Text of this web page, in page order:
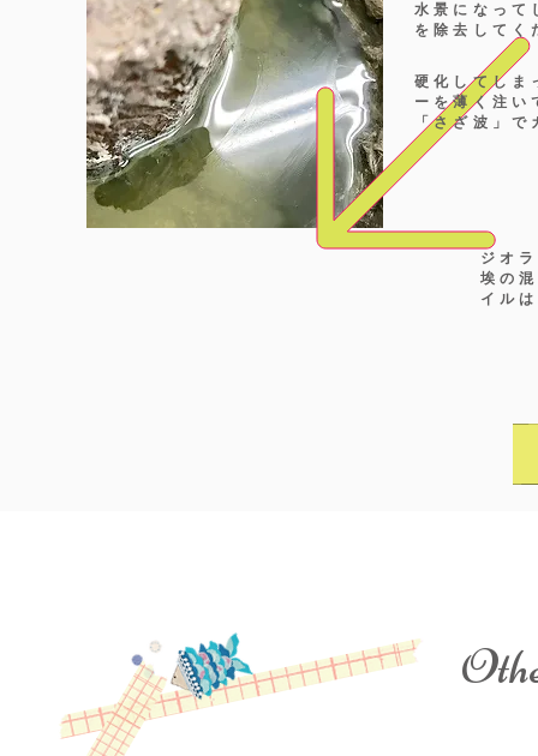
水景になって
を除去して
硬化してしま
ーを薄く注い
「さざ波」
ジオ
埃の
イル